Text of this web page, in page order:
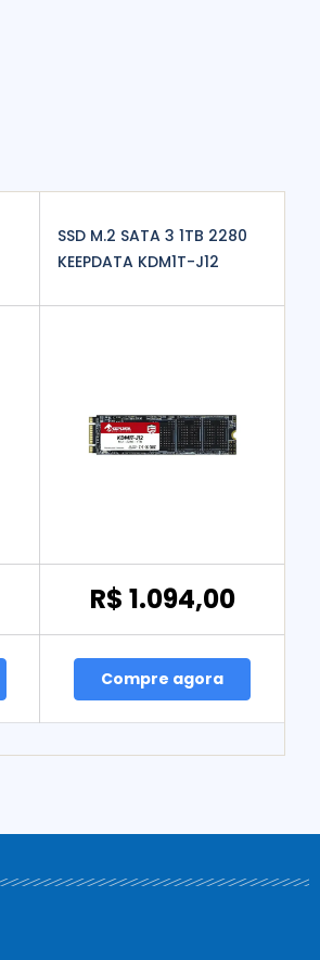
SSD M.2 SATA 3 1TB 2280
KEEPDATA KDM1T-J12
R$ 1.094,00
Compre agora